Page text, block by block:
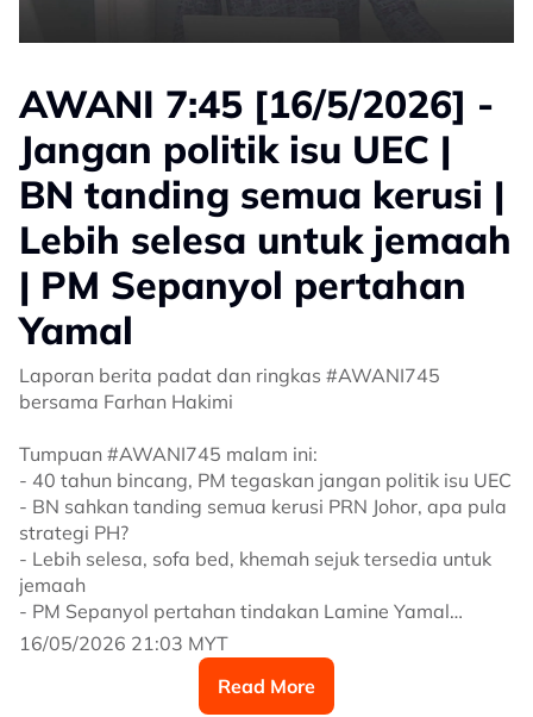
AWANI 7:45 [16/5/2026] -
Jangan politik isu UEC |
BN tanding semua kerusi |
Lebih selesa untuk jemaah
| PM Sepanyol pertahan
Yamal
Laporan berita padat dan ringkas #AWANI745
bersama Farhan Hakimi
Tumpuan #AWANI745 malam ini:
- 40 tahun bincang, PM tegaskan jangan politik isu UEC
- BN sahkan tanding semua kerusi PRN Johor, apa pula
strategi PH?
- Lebih selesa, sofa bed, khemah sejuk tersedia untuk
jemaah
- PM Sepanyol pertahan tindakan Lamine Yamal
sokong Palestin
16/05/2026 21:03 MYT
Read More